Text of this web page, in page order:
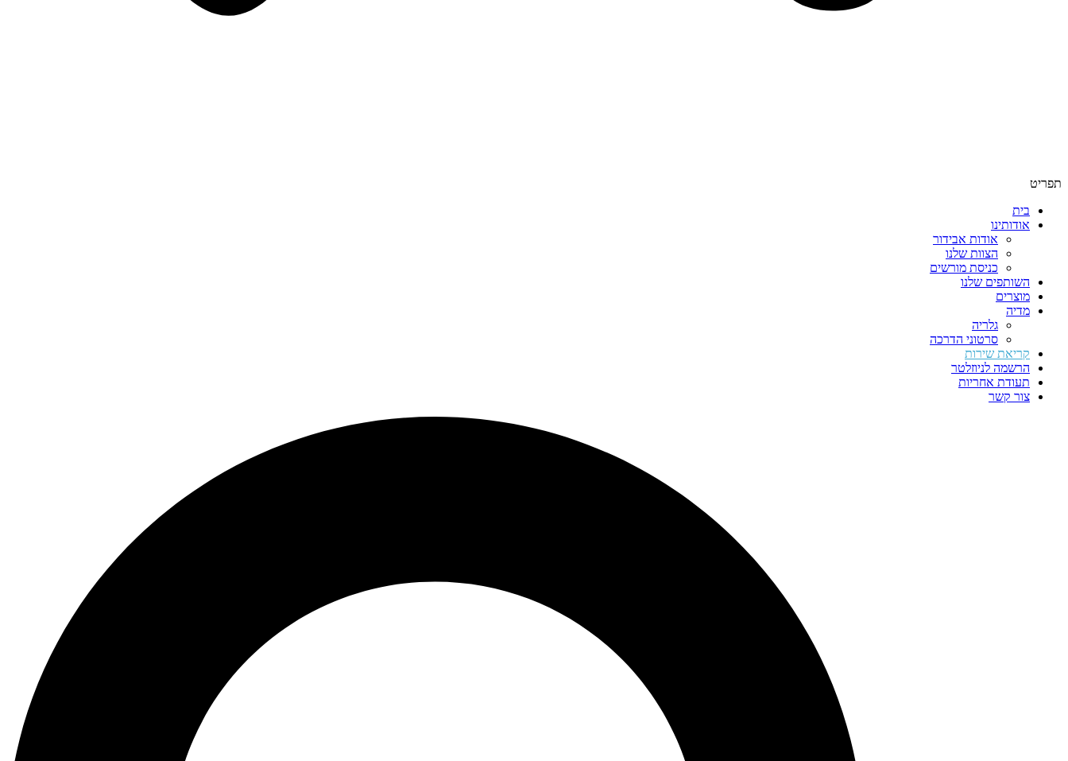
תפריט
בית
אודותינו
אודות אבידור
הצוות שלנו
כניסת מורשים
השותפים שלנו
מוצרים
מדיה
גלריה
סרטוני הדרכה
קריאת שירות
הרשמה לניוזלטר
תעודת אחריות
צור קשר